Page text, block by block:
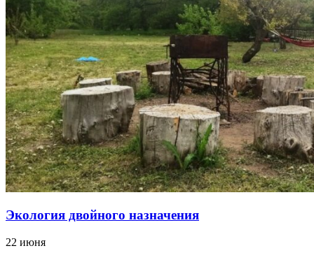
Экология двойного назначения
22 июня